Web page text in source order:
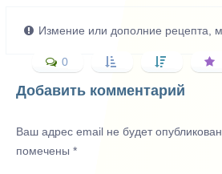
Измение или дополние рецепта,
0
Добавить комментарий
Ваш адрес email не будет
помечены *